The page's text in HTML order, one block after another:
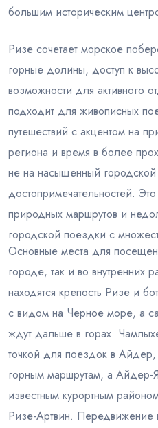
большим историческим
Ризе сочетает морское
горные долины, доступ к
возможности для активного
подходит для живописных
путешествий с акцентом на
региона и время в более
не на насыщенный городской
достопримечательностей.
природных маршрутов и
городской поездки с
Основные места для
городе, так и во внутренних
находятся крепость Ризе и
с видом на Черное море, а
ждут дальше в горах.
точкой для поездок в
горным маршрутам, а Айдер-
известным курортным
Ризе-Артвин. Передвижение